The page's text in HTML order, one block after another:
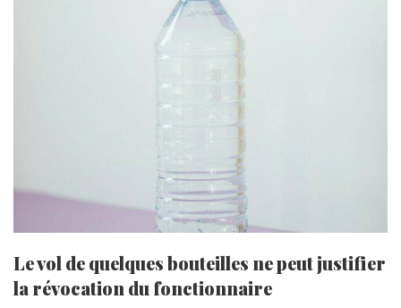
Le vol de quelques bouteilles ne peut justifier
la révocation du fonctionnaire